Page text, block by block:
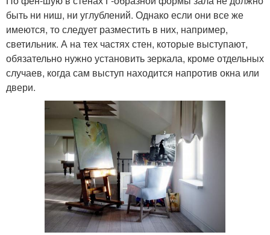
быть ни ниш, ни углублений. Однако если они все же
имеются, то следует разместить в них, например,
светильник. А на тех частях стен, которые выступают,
обязательно нужно установить зеркала, кроме отдельных
случаев, когда сам выступ находится напротив окна или
двери.